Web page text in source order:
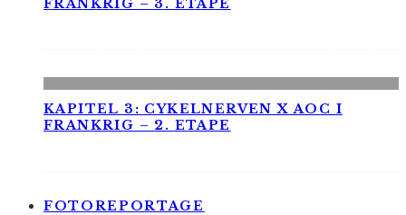
FRANKRIG – 3. ETAPE
KAPITEL 3: CYKELNERVEN X AOC I
FRANKRIG – 2. ETAPE
FOTOREPORTAGE